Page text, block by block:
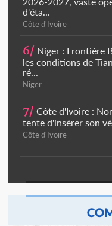
d'éta...
Côte d'Ivoire
6/ Niger : Frontière
les conditions de
ré...
Niger
7/ Côte d'Ivoire :
tente d'insérer son
Côte d'Ivoire